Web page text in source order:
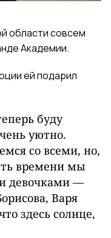
области совсем
Академии.
ей подарил
буду
уютно.
со всеми, но,
времени мы
девочками —
Варя
здесь солнце,